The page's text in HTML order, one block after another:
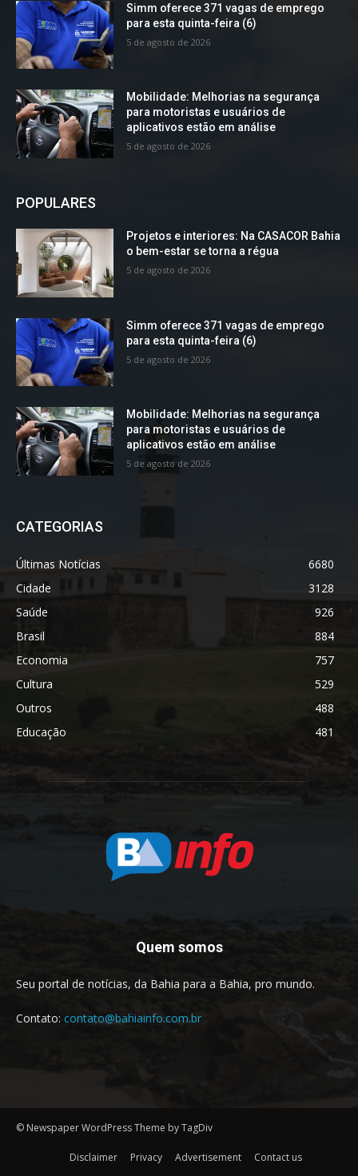
Simm oferece 371 vagas de emprego
para esta quinta-feira (6)
5 de agosto de 2026
Mobilidade: Melhorias na segurança
para motoristas e usuários de
aplicativos estão em análise
5 de agosto de 2026
POPULARES
Projetos e interiores: Na CASACOR Bahia
o bem-estar se torna a régua
5 de agosto de 2026
Simm oferece 371 vagas de emprego
para esta quinta-feira (6)
5 de agosto de 2026
Mobilidade: Melhorias na segurança
para motoristas e usuários de
aplicativos estão em análise
5 de agosto de 2026
CATEGORIAS
Últimas Notícias
6680
Cidade
3128
Saúde
926
Brasil
884
Economia
757
Cultura
529
Outros
488
Educação
481
Quem somos
Seu portal de notícias, da Bahia para a Bahia, pro mundo.
Contato: contato@bahiainfo.com.br
© Newspaper WordPress Theme by TagDiv
Disclaimer Privacy Advertisement Contact us